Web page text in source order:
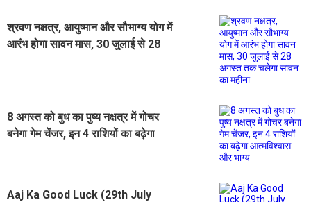
श्रवण नक्षत्र, आयुष्मान और सौभाग्य योग में
आरंभ होगा सावन मास, 30 जुलाई से 28
8 अगस्त को बुध का पुष्य नक्षत्र में गोचर
बनेगा गेम चेंजर, इन 4 राशियों का बढ़ेगा
Aaj Ka Good Luck (29th July